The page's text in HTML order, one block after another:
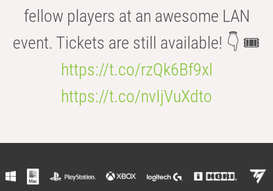
fellow players at an awesome LAN
event. Tickets are still available! 👇 🎟️
https://t.co/rzQk6Bf9xl
https://t.co/nvIjVuXdto